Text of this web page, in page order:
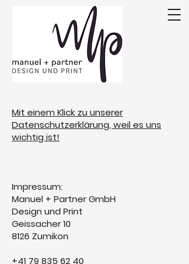
Mit einem Klick zu unserer
Datenschutzerklärung, weil es uns
wichtig ist!
Impressum:
Manuel + Partner GmbH
Design und Print
Geissacher 10
8126 Zumikon
+41 79 835 62 40